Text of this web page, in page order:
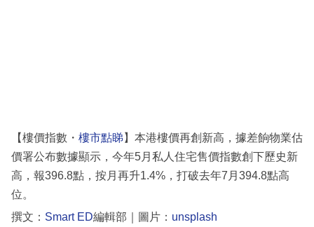
區
【樓價指數・ 樓市點睇 】本港樓價再創新高，據差餉物業估
價署公布數據顯示，今年5月私人住宅售價指數創下歷史新
高，報396.8點，按月再升1.4%，打破去年7月394.8點高
位。
撰文： Smart ED編輯部｜圖片： unsplash